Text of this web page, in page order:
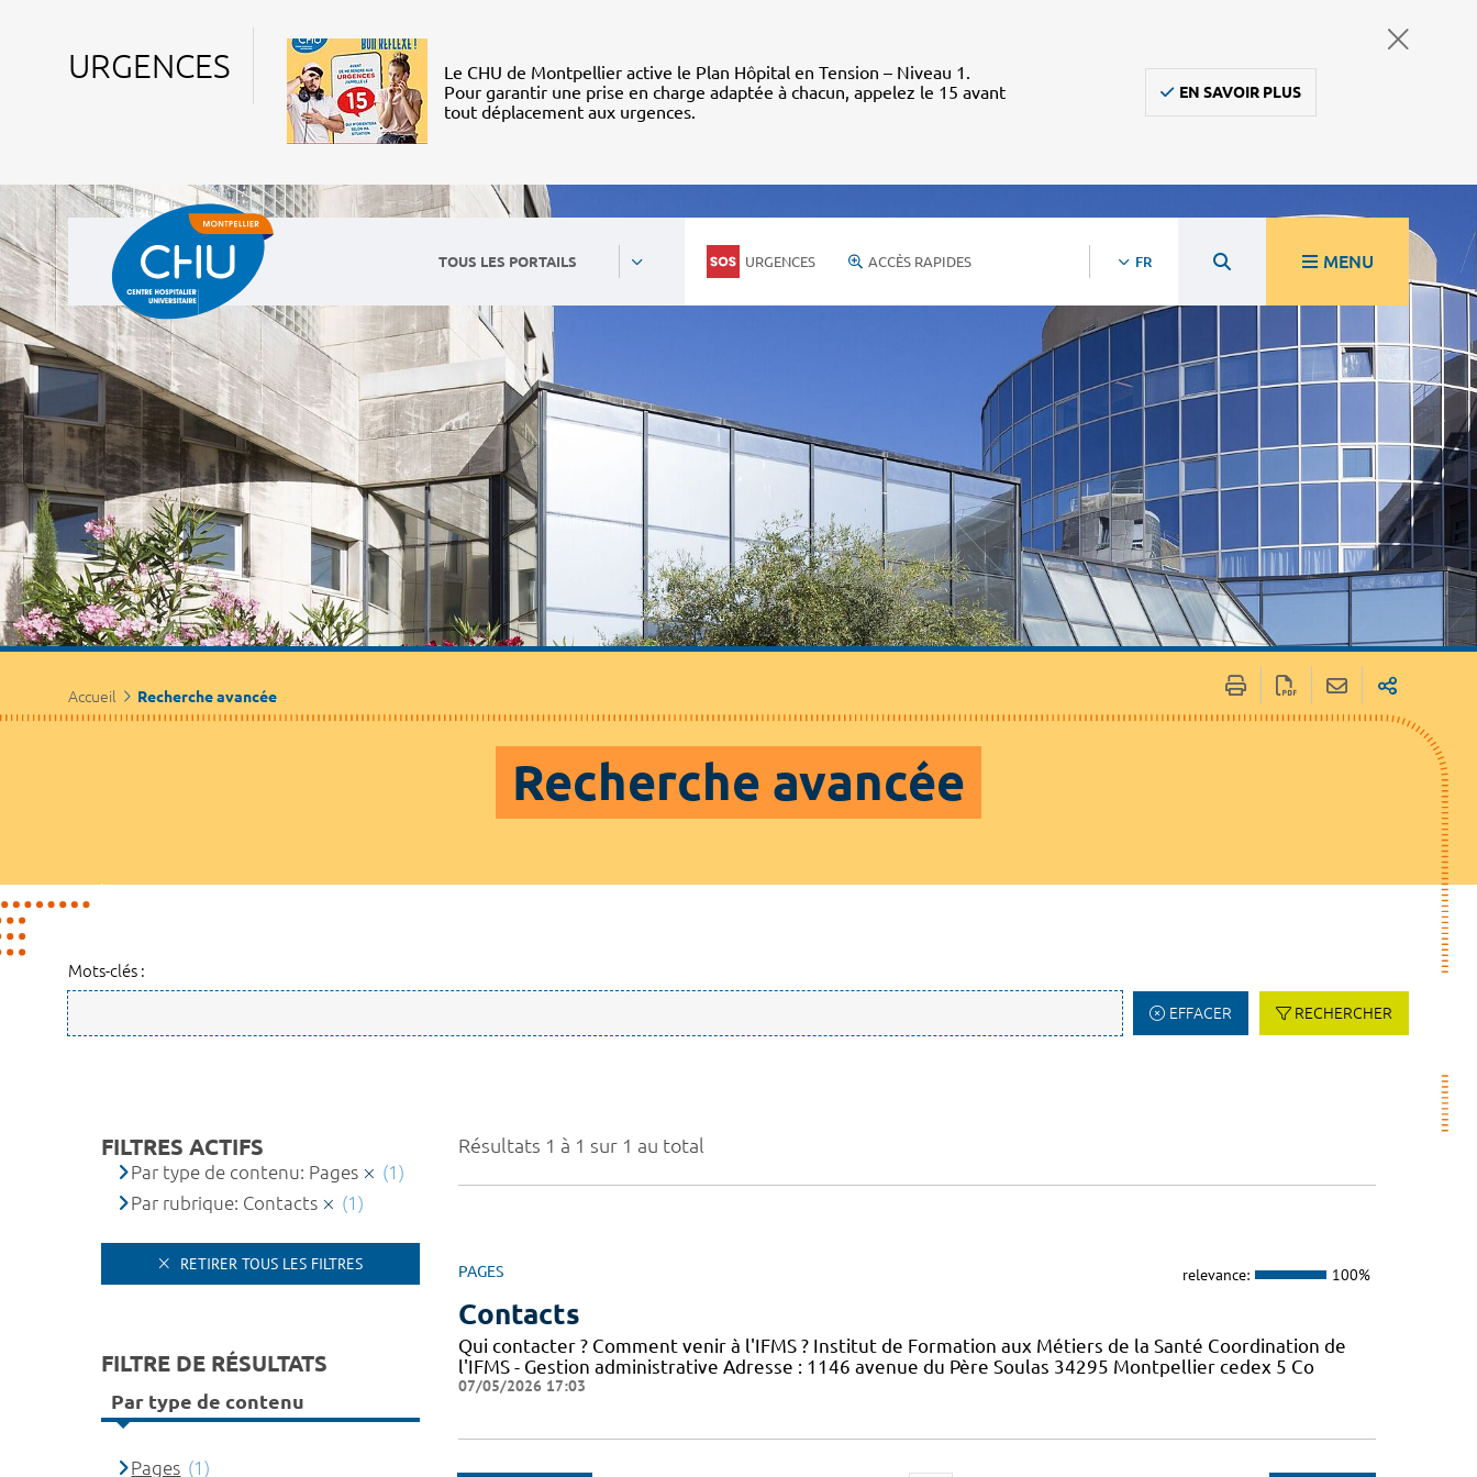
URGENCES
Le CHU de Montpellier active le Plan Hôpital en Tension – Niveau 1.
Pour garantir une prise en charge adaptée à chacun, appelez le 15 avant
tout déplacement aux urgences.
EN SAVOIR PLUS
TOUS LES PORTAILS URGENCES ACCÈS RAPIDES FR MENU
Accueil Recherche avancée
Recherche avancée
Mots-clés :
EFFACER RECHERCHER
Résultats 1 à 1 sur 1 au total
PAGES relevance: 100%
Contacts
Qui contacter ? Comment venir à l'IFMS ? Institut de Formation aux Métiers de la Santé Coordination de
l'IFMS - Gestion administrative Adresse : 1146 avenue du Père Soulas 34295 Montpellier cedex 5 Co
07/05/2026 17:03
FILTRES ACTIFS
Par type de contenu: Pages
(1)
Par rubrique: Contacts
(1)
RETIRER TOUS LES FILTRES
FILTRE DE RÉSULTATS
Par type de contenu
Pages (1)